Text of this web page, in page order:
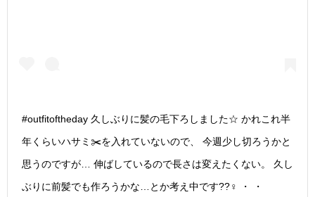
#outfitoftheday 久しぶりに髪の毛下ろしました☆ かれこれ半
年くらいハサミ✂️を入れていないので、 今週少し切ろうかと
思うのですが… 伸ばしているので長さは変えたくない。 久し
ぶりに前髪でも作ろうかな…とか考え中です??‍♀️ ・ ・